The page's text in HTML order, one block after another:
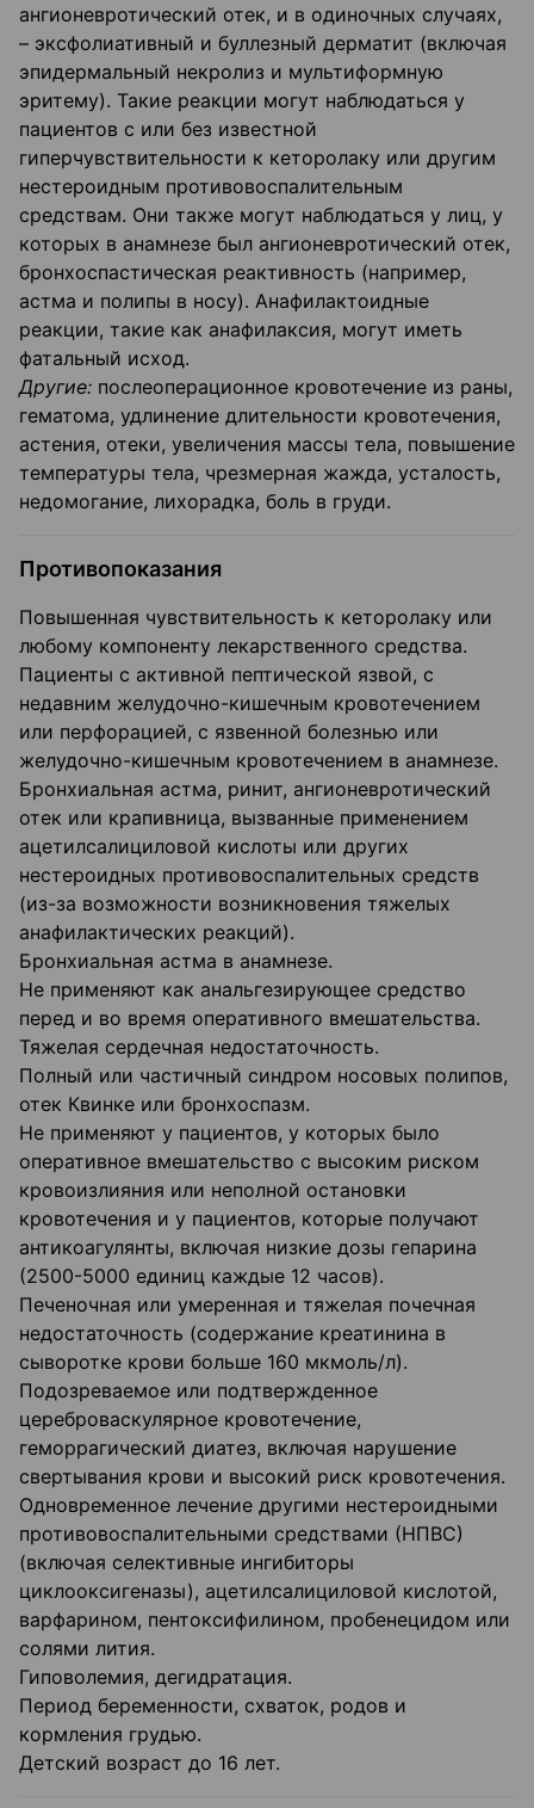
ангионевротический отек, и в одиночных случаях,
– эксфолиативный и буллезный дерматит (включая
эпидермальный некролиз и мультиформную
эритему). Такие реакции могут наблюдаться у
пациентов с или без известной
гиперчувствительности к кеторолаку или другим
нестероидным противовоспалительным
средствам. Они также могут наблюдаться у лиц, у
которых в анамнезе был ангионевротический отек,
бронхоспастическая реактивность (например,
астма и полипы в носу). Анафилактоидные
реакции, такие как анафилаксия, могут иметь
фатальный исход.
Другие: послеоперационное кровотечение из раны,
гематома, удлинение длительности кровотечения,
астения, отеки, увеличения массы тела, повышение
температуры тела, чрезмерная жажда, усталость,
недомогание, лихорадка, боль в груди.
Противопоказания
Повышенная чувствительность к кеторолаку или
любому компоненту лекарственного средства.
Пациенты с активной пептической язвой, с
недавним желудочно-кишечным кровотечением
или перфорацией, с язвенной болезнью или
желудочно-кишечным кровотечением в анамнезе.
Бронхиальная астма, ринит, ангионевротический
отек или крапивница, вызванные применением
ацетилсалициловой кислоты или других
нестероидных противовоспалительных средств
(из-за возможности возникновения тяжелых
анафилактических реакций).
Бронхиальная астма в анамнезе.
Не применяют как анальгезирующее средство
перед и во время оперативного вмешательства.
Тяжелая сердечная недостаточность.
Полный или частичный синдром носовых полипов,
отек Квинке или бронхоспазм.
Не применяют у пациентов, у которых было
оперативное вмешательство с высоким риском
кровоизлияния или неполной остановки
кровотечения и у пациентов, которые получают
антикоагулянты, включая низкие дозы гепарина
(2500-5000 единиц каждые 12 часов).
Печеночная или умеренная и тяжелая почечная
недостаточность (содержание креатинина в
сыворотке крови больше 160 мкмоль/л).
Подозреваемое или подтвержденное
цереброваскулярное кровотечение,
геморрагический диатез, включая нарушение
свертывания крови и высокий риск кровотечения.
Одновременное лечение другими нестероидными
противовоспалительными средствами (НПВС)
(включая селективные ингибиторы
циклооксигеназы), ацетилсалициловой кислотой,
варфарином, пентоксифилином, пробенецидом или
солями лития.
Гиповолемия, дегидратация.
Период беременности, схваток, родов и
кормления грудью.
Детский возраст до 16 лет.